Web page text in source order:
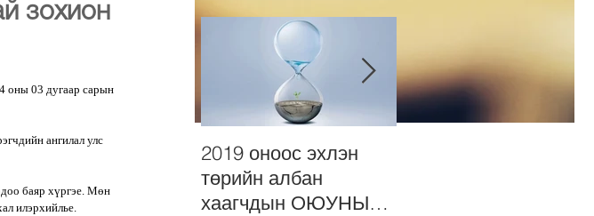
2019 оноос эхлэн
төрийн албан
хаагчдын ОЮУНЫ
зохион
оны 03 дугаар сарын
ангилал улс
баяр хүргэе. Мөн
илэрхийлье.